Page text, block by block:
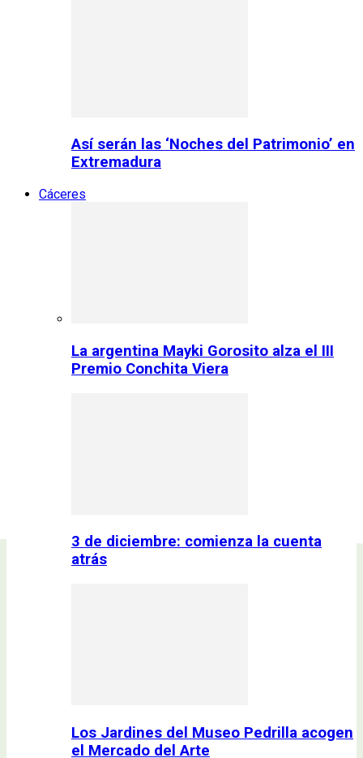
Así serán las ‘Noches del Patrimonio’ en
Extremadura
Cáceres
La argentina Mayki Gorosito alza el III
Premio Conchita Viera
3 de diciembre: comienza la cuenta
atrás
Los Jardines del Museo Pedrilla acogen
el Mercado del Arte